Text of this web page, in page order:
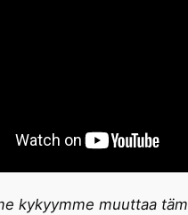
kykyymme muuttaa